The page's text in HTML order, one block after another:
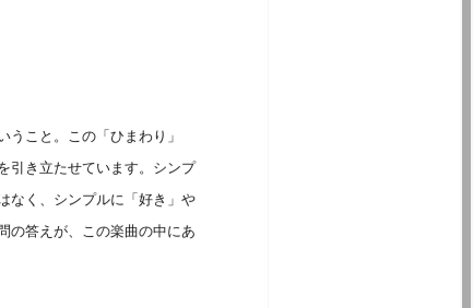
こと。この「ひまわり」
引き立たせています。シンプ
なく、シンプルに「好き」や
の答えが、この楽曲の中にあ